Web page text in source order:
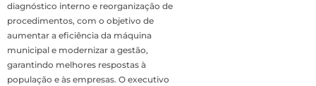
diagnóstico interno e reorganização de
procedimentos, com o objetivo de
aumentar a eficiência da máquina
municipal e modernizar a gestão,
garantindo melhores respostas à
população e às empresas. O executivo